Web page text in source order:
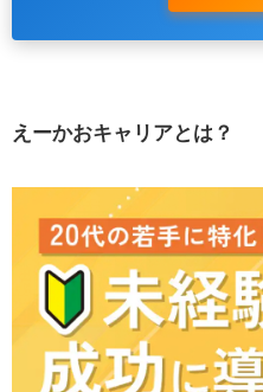
えーかおキャリアとは？